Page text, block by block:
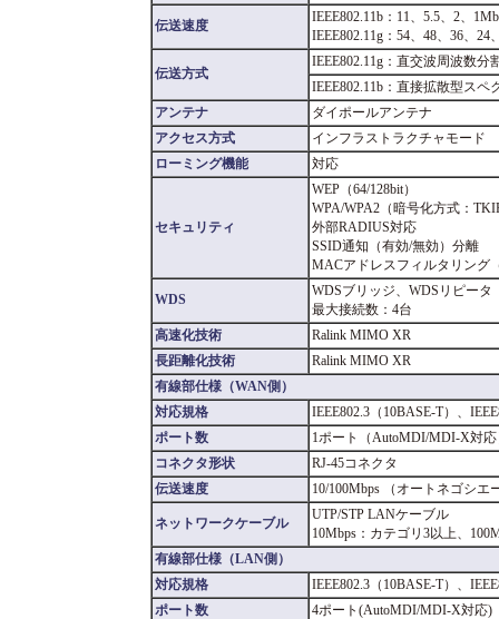
伝送速度
IEEE802.11b：11、5.5、2、
IEEE802.11g：54、48、36、24
伝送方式
IEEE802.11g：直交波周波数
IEEE802.11b：直接拡散型スペ
アンテナ
ダイポールアンテナ
アクセス方式
インフラストラクチャモード
ローミング機能
対応
セキュリティ
WEP（64/128bit）
WPA/WPA2（暗号化方式：
外部RADIUS対応
SSID通知（有効/無効）分離
MACアドレスフィルタリング
WDS
WDSブリッジ、WDSリピータ
最大接続数：4台
高速化技術
Ralink MIMO XR
長距離化技術
Ralink MIMO XR
有線部仕様（WAN側）
対応規格
IEEE802.3（10BASE-T）、
ポート数
1ポート（AutoMDI/MDI-X対応
コネクタ形状
RJ-45コネクタ
伝送速度
10/100Mbps （オートネゴシエ
ネットワークケーブル
UTP/STP LANケーブル
10Mbps：カテゴリ3以上、
有線部仕様（LAN側）
対応規格
IEEE802.3（10BASE-T）、
ポート数
4ポート(AutoMDI/MDI-X対応)